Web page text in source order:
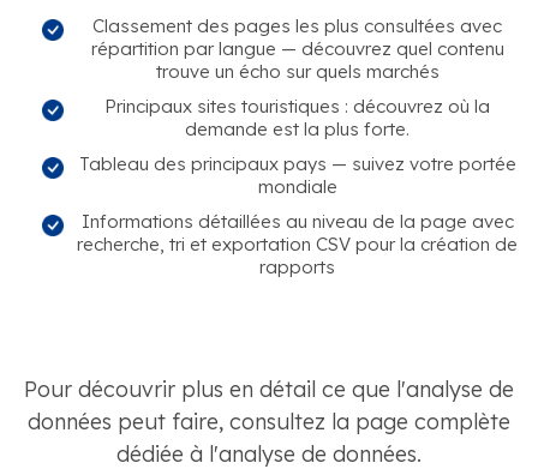
Classement des pages les plus consultées avec
répartition par langue — découvrez quel contenu
trouve un écho sur quels marchés
Principaux sites touristiques : découvrez où la
demande est la plus forte.
Tableau des principaux pays — suivez votre portée
mondiale
Informations détaillées au niveau de la page avec
recherche, tri et exportation CSV pour la création de
rapports
Pour découvrir plus en détail ce que l'analyse de
données peut faire, consultez la page complète
dédiée à l'analyse de données.